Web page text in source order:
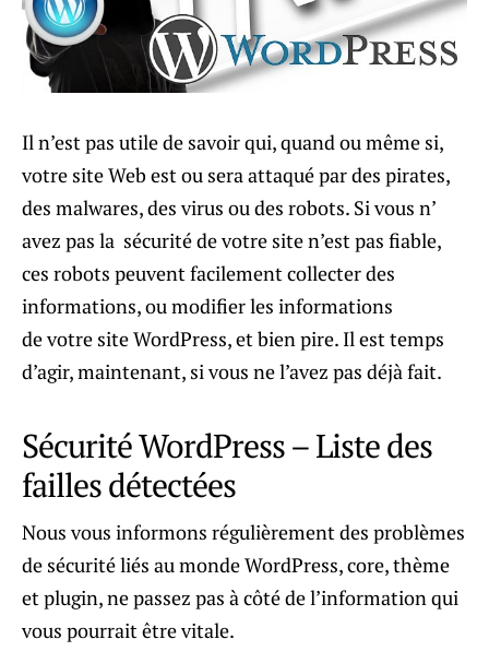
Il n’est pas utile de savoir qui, quand ou même si,
votre site Web est ou sera attaqué par des pirates,
des malwares, des virus ou des robots. Si vous n’
avez pas la sécurité de votre site n’est pas fiable,
ces robots peuvent facilement collecter des
informations, ou modifier les informations
de votre site WordPress, et bien pire. Il est temps
d’agir, maintenant, si vous ne l’avez pas déjà fait.
Sécurité WordPress – Liste des
failles détectées
Nous vous informons régulièrement des problèmes
de sécurité liés au monde WordPress, core, thème
et plugin, ne passez pas à côté de l’information qui
vous pourrait être vitale.